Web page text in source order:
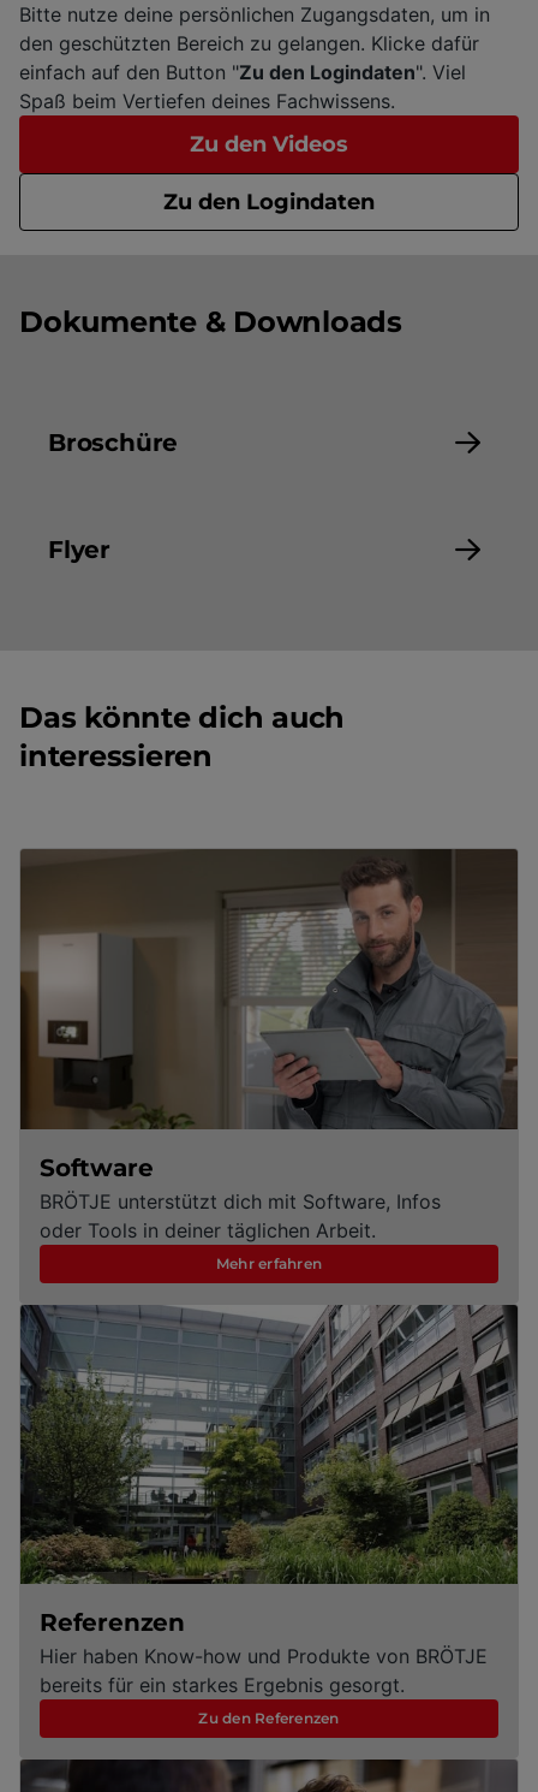
Bitte nutze deine persönlichen Zugangsdaten, um in
den geschützten Bereich zu gelangen. Klicke dafür
einfach auf den Button "Zu den Logindaten". Viel
Spaß beim Vertiefen deines Fachwissens.
Zu den Videos
Zu den Logindaten
Dokumente & Downloads
Broschüre
Flyer
Das könnte dich auch
interessieren
Software
BRÖTJE unterstützt dich mit Software, Infos
oder Tools in deiner täglichen Arbeit.
Mehr erfahren
Referenzen
Hier haben Know-how und Produkte von BRÖTJE
bereits für ein starkes Ergebnis gesorgt.
Zu den Referenzen